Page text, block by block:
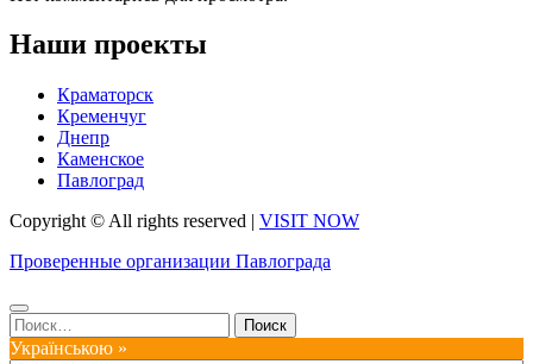
Наши проекты
Краматорск
Кременчуг
Днепр
Каменское
Павлоград
Copyright © All rights reserved | VISIT NOW
Проверенные организации Павлограда
Найти:
Українською »